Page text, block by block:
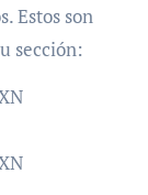
Estos son
sección: